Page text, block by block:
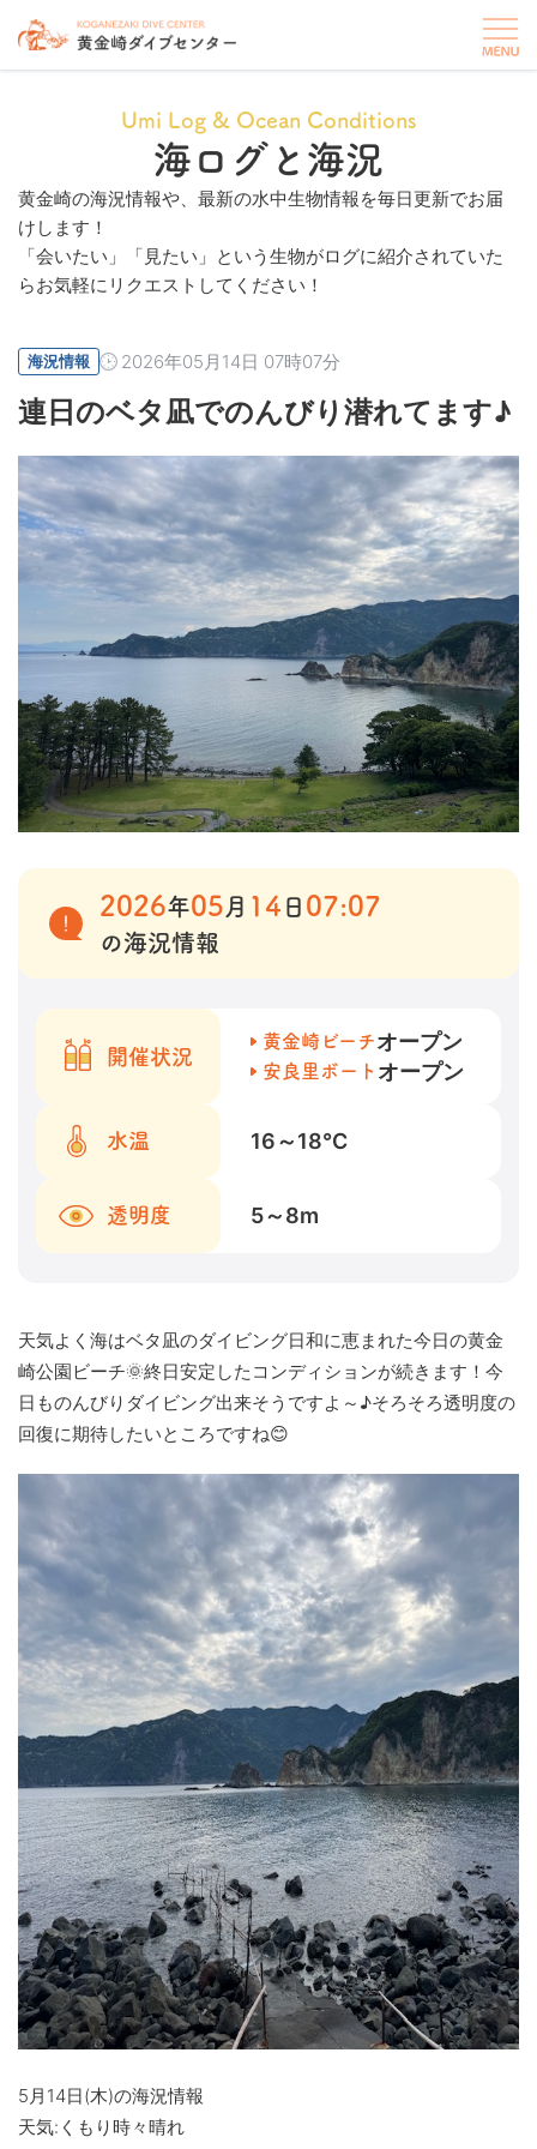
Umi Log & Ocean Conditions
海ログと海況
黄金崎の海況情報や、最新の水中生物情報を毎日更新でお届
けします！
「会いたい」「見たい」という生物がログに紹介されていた
らお気軽にリクエストしてください！
海況情報 2026年05月14日 07時07分
連日のベタ凪でのんびり潜れてます♪
2026年05 月 14 日 07:07
の海況情報
開催状況
黄金崎ビーチオープン
安良里ボート オープン
水温 16～18℃
透明度 5～8m
天気よく海はベタ凪のダイビング日和に恵まれた今日の黄金
崎公園ビーチ🌞終日安定したコンディションが続きます！今
日ものんびりダイビング出来そうですよ～♪そろそろ透明度の
回復に期待したいところですね😊
5月14日(木)の海況情報
天気:くもり時々晴れ